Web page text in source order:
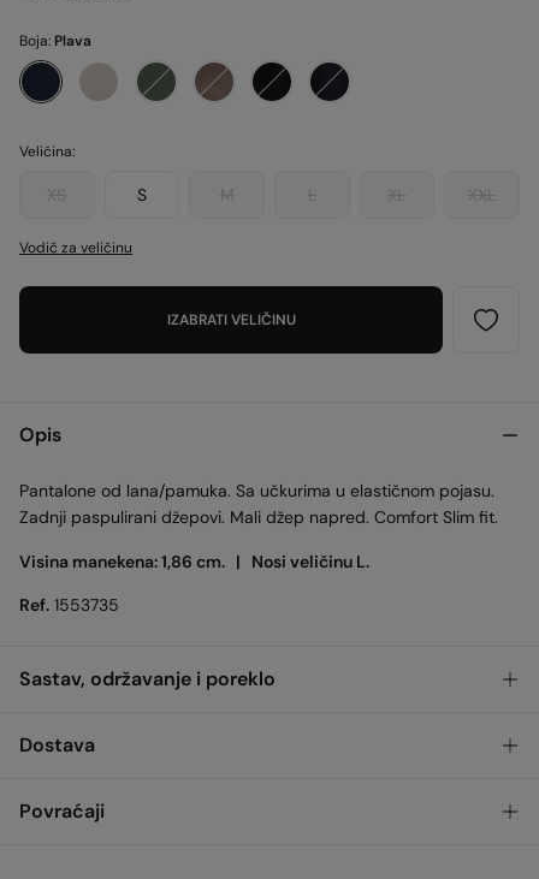
Boja: Plava
Veličina:
XS S M L XL XXL
Vodič za veličinu
IZABRATI VELIČINU
Opis
Pantalone od lana/pamuka. Sa učkurima u elastičnom pojasu.
Zadnji paspulirani džepovi. Mali džep napred. Comfort Slim fit.
Visina manekena: 1,86 cm. | Nosi veličinu L.
Ref. 1553735
Sastav, održavanje i poreklo
Sastav
Održavanje
Dostava
Preuzimanje u prodavnici
3-5 radnih dana
Povraćaji